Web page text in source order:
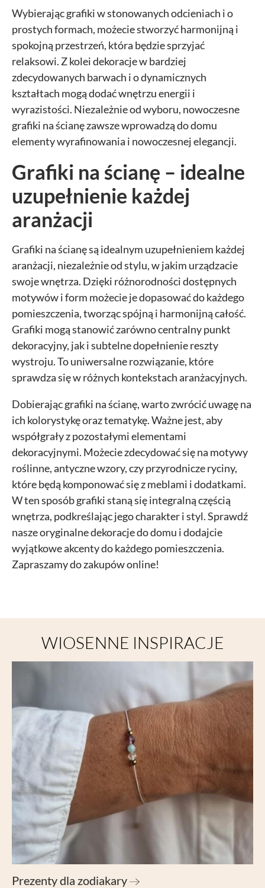
Wybierając grafiki w stonowanych odcieniach i o
prostych formach, możecie stworzyć harmonijną i
spokojną przestrzeń, która będzie sprzyjać
relaksowi. Z kolei dekoracje w bardziej
zdecydowanych barwach i o dynamicznych
kształtach mogą dodać wnętrzu energii i
wyrazistości. Niezależnie od wyboru, nowoczesne
grafiki na ścianę zawsze wprowadzą do domu
elementy wyrafinowania i nowoczesnej elegancji.
Grafiki na ścianę – idealne
uzupełnienie każdej
aranżacji
Grafiki na ścianę są idealnym uzupełnieniem każdej
aranżacji, niezależnie od stylu, w jakim urządzacie
swoje wnętrza. Dzięki różnorodności dostępnych
motywów i form możecie je dopasować do każdego
pomieszczenia, tworząc spójną i harmonijną całość.
Grafiki mogą stanowić zarówno centralny punkt
dekoracyjny, jak i subtelne dopełnienie reszty
wystroju. To uniwersalne rozwiązanie, które
sprawdza się w różnych kontekstach aranżacyjnych.
Dobierając grafiki na ścianę, warto zwrócić uwagę na
ich kolorystykę oraz tematykę. Ważne jest, aby
współgrały z pozostałymi elementami
dekoracyjnymi. Możecie zdecydować się na motywy
roślinne, antyczne wzory, czy przyrodnicze ryciny,
które będą komponować się z meblami i dodatkami.
W ten sposób grafiki staną się integralną częścią
wnętrza, podkreślając jego charakter i styl. Sprawdź
nasze oryginalnedekoracje do domu i dodajcie
wyjątkowe akcenty do każdego pomieszczenia.
Zapraszamy do zakupów online!
WIOSENNE INSPIRACJE
Prezenty dla zodiakary